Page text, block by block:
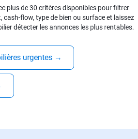
plus de 30 critères disponibles pour filtrer
cash-flow, type de bien ou surface et laissez
détecter les annonces les plus rentables.
urgentes →